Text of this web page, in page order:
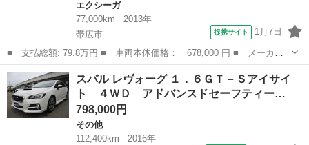
エクシーガ
77,000km
2013年
帯広市
提携サイト 1月7日
■ 支払総額: 79.8万円 ■ 車両本体価格： 678,000 円 ■ メーカー
名： スバル ■ 車種名： エクシーガ ■ グレード名： ２．５ｉ
アイサイト ■ 排気量： 2500cc ■ ドア枚数： 5D ■ ミッショ...
北海道 帯広市 エクシーガ
スバル レヴォーグ １．６ＧＴ－Ｓアイサイ
ト ４ＷＤ アドバンスドセーフティー…
798,000円
その他
112,400km
2016年